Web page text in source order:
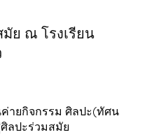
ย ณ โรงเรียน
ค่ายกิจกรรม ศิลปะ(ทัศน
ลปะร่วมสมัย